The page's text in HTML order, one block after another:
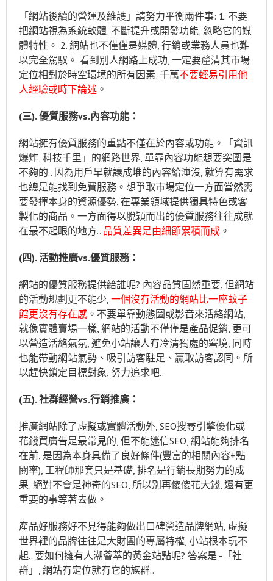
「網站後續的營運及維護」請努力平衡兩件事: 1. 不要
把網站視為系統軟體, 不斷提升或開發功能, 忽略它的媒
體特性。 2. 網站也不僅僅是媒體, 行銷或業務人員也難
以完全駕馭。 看到別人網路上成功, 一定要釐清其市場
定位相對於時空環境的所有因素, 千萬不要輕易引用他
人經驗或時下論述 。
(三). 優質服務vs.內容功能：
網站擁有優質服務的重點不僅在於內容或功能。「資訊
爆炸, 科技千里」的網路世界, 單靠內容功能想要突圍是
不夠的.. 因為用戶早就讓成堆的內容給淹沒, 就算有需求
也總是能找到免費服務。想爭取市場定位一方面當然需
要發揮本身的資源優勢, 在專業領域提供獨具特色或客
製化的商品。一方面得以脫穎而出的優質服務往往成就
在最不起眼的地方.. 品質差異是由細節累積而成 。
(四). 活動推廣vs.優質服務：
網站的優質服務提供給誰呢? 內容品質固然重要, 但網站
的活動規劃更不能少, 一個沒有活動的網站比一座蚊子
館更沒有存在感 。不要單靠動態圖或影音來活絡網站,
就像實體賣場一樣, 網站的活動不僅僅是產品促銷, 更可
以營造活絡氣氛, 避免小站讓人有冷清獨處的窘境, 同時
也能帶動網站氣勢、吸引訪客駐足、贏取訪客認同。所
以趕快鎖定目標對象, 努力追求吧..
(五). 社群經營vs.行銷推廣：
推廣網站除了虛擬或實體活動外, SEO搜尋引擎優化或
花錢買廣告是最常見的, 但不能迷信SEO, 網站能夠排名
在前, 是因為本身具備了良好條件(豐富的相關內容+點
閱率), 工程師那套只是基礎, 排名是行銷長期努力的成
果, 絕對不會是神奇的SEO, 所以別再傻傻花大錢, 還有更
重要的事等著去做。
產品好服務好不見得能夠做出口碑營造品牌網站, 虛擬
世界裡的品牌往往是大財團的專屬特權, 小站根本玩不
起.. 要如何擁有人潮薈萃的黃金站點呢? 答案是 -「社
群」, 網站有定位就有它的族群..